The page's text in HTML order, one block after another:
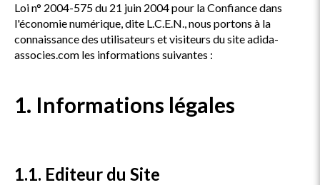
Loi n° 2004-575 du 21 juin 2004 pour la Confiance dans
l'économie numérique, dite L.C.E.N., nous portons à la
connaissance des utilisateurs et visiteurs du site adida-
associes.com les informations suivantes :
1. Informations légales
1.1. Editeur du Site